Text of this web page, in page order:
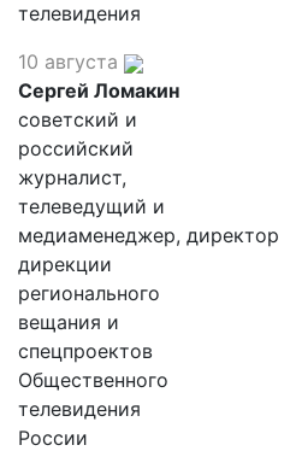
телевидения
10 августа
Сергей Ломакин
советский и
российский
журналист,
телеведущий и
медиаменеджер, директор
дирекции
регионального
вещания и
спецпроектов
Общественного
телевидения
России